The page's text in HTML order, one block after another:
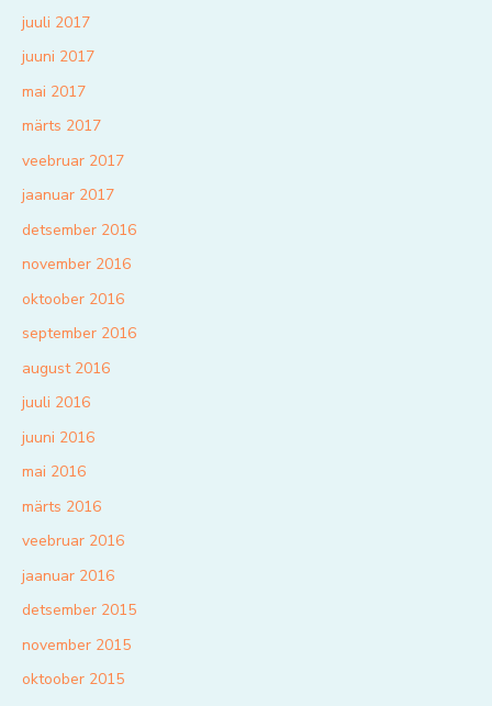
juuli 2017
juuni 2017
mai 2017
märts 2017
veebruar 2017
jaanuar 2017
detsember 2016
november 2016
oktoober 2016
september 2016
august 2016
juuli 2016
juuni 2016
mai 2016
märts 2016
veebruar 2016
jaanuar 2016
detsember 2015
november 2015
oktoober 2015